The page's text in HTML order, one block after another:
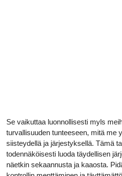
Se vaikuttaa luonnollisesti myls
turvallisuuden tunteeseen, mitä me
siisteydellä ja järjestyksellä. Tämä
todennäköisesti luoda täydellisen
näetkin sekaannusta ja kaaosta.